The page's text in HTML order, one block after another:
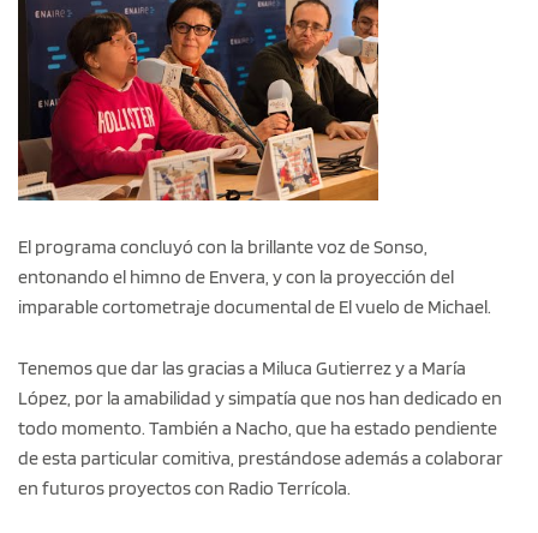
El programa concluyó con la brillante voz de Sonso,
entonando el himno de Envera, y con la proyección del
imparable cortometraje documental de El vuelo de Michael.
Tenemos que dar las gracias a Miluca Gutierrez y a María
López, por la amabilidad y simpatía que nos han dedicado en
todo momento. También a Nacho, que ha estado pendiente
de esta particular comitiva, prestándose además a colaborar
en futuros proyectos con Radio Terrícola.